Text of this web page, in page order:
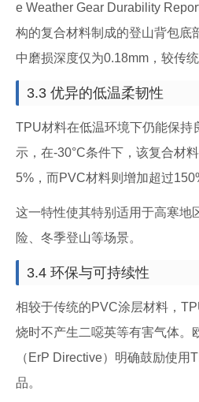
e Weather Gear Durability
构的复合材料制成的登山背包底
中磨损深度仅为0.18mm，较传
3.3 优异的低温柔韧性
TPU材料在低温环境下仍能保持
示，在-30°C条件下，该复合材
5%，而PVC材料则增加超过
这一特性使其特别适用于高寒地
险、冬季登山等场景。
3.4 环保与可持续性
相较于传统的PVC涂层材料，
烧时不产生二噁英等有害气体。
（ErP Directive）明确鼓励使
品。